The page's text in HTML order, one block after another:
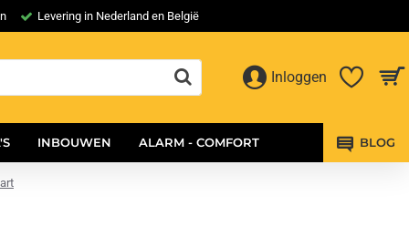
Levering in Nederland en België
Inloggen
INBOUWEN ALARM - COMFORT BLOG